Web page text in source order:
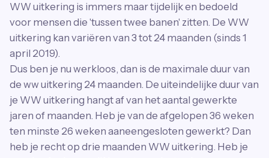
WW uitkering is immers maar tijdelijk en bedoeld
voor mensen die 'tussen twee banen' zitten. De WW
uitkering kan variëren van 3 tot 24 maanden (sinds 1
april 2019).
Dus ben je nu werkloos, dan is de maximale duur van
de ww uitkering 24 maanden. De uiteindelijke duur van
je WW uitkering hangt af van het aantal gewerkte
jaren of maanden. Heb je van de afgelopen 36 weken
ten minste 26 weken aaneengesloten gewerkt? Dan
heb je recht op drie maanden WW uitkering. Heb je